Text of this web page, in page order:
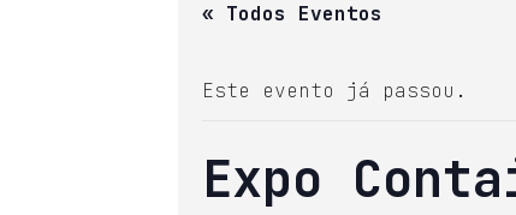
« Todos Eventos
Este evento já passou.
Expo